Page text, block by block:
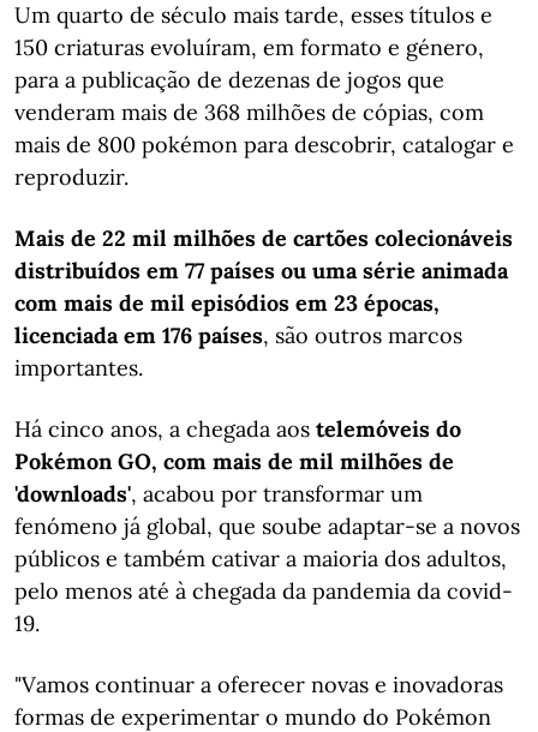
Um quarto de século mais tarde, esses títulos e
150 criaturas evoluíram, em formato e género,
para a publicação de dezenas de jogos que
venderam mais de 368 milhões de cópias, com
mais de 800 pokémon para descobrir, catalogar e
reproduzir.
Mais de 22 mil milhões de cartões colecionáveis
distribuídos em 77 países ou uma série animada
com mais de mil episódios em 23 épocas,
licenciada em 176 países, são outros marcos
importantes.
Há cinco anos, a chegada aos telemóveis do
Pokémon GO, com mais de mil milhões de
'downloads', acabou por transformar um
fenómeno já global, que soube adaptar-se a novos
públicos e também cativar a maioria dos adultos,
pelo menos até à chegada da pandemia da covid-
19.
"Vamos continuar a oferecer novas e inovadoras
formas de experimentar o mundo do Pokémon